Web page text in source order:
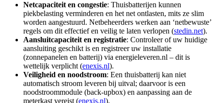
Netcapaciteit en congestie: Thuisbatterijen kunnen
piekbelasting verminderen en het net ontlasten, mits ze slim
worden aangestuurd. Netbeheerders werken aan ‘netbewuste’
regels om dit effectief en veilig te laten verlopen (stedin.net).
Aansluitcapaciteit en registratie: Controleer of uw huidige
aansluiting geschikt is en registreer uw installatie
(zonnepanelen en batterij) via energieleveren.nl – dit is
wettelijk verplicht (enexis.nl).
Veiligheid en noodstroom: Een thuisbatterij kan niet
automatisch stroom leveren bij uitval; daarvoor is een
noodstroommodule (back‑upbox) en aanpassing aan de
meterkast vereist (enexis.nl).